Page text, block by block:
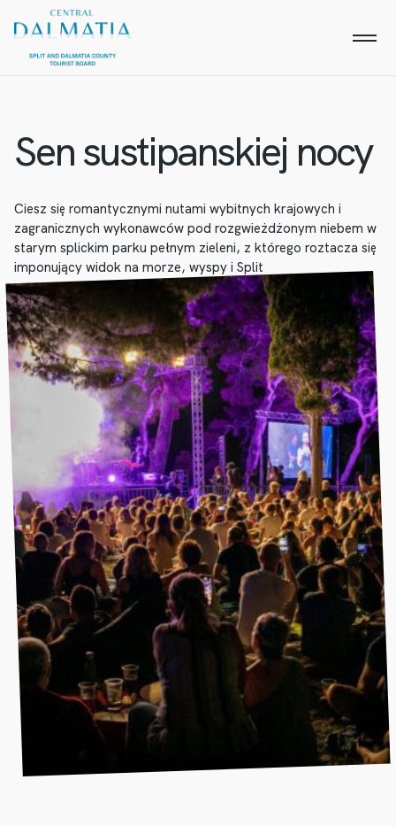
Sen sustipanskiej nocy
Ciesz się romantycznymi nutami wybitnych krajowych i
zagranicznych wykonawców pod rozgwieżdżonym niebem w
starym splickim parku pełnym zieleni, z którego roztacza się
imponujący widok na morze, wyspy i Split